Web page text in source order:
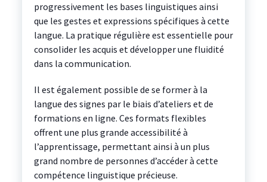
progressivement les bases linguistiques ainsi
que les gestes et expressions spécifiques à cette
langue. La pratique régulière est essentielle pour
consolider les acquis et développer une fluidité
dans la communication.
Il est également possible de se former à la
langue des signes par le biais d’ateliers et de
formations en ligne. Ces formats flexibles
offrent une plus grande accessibilité à
l’apprentissage, permettant ainsi à un plus
grand nombre de personnes d’accéder à cette
compétence linguistique précieuse.